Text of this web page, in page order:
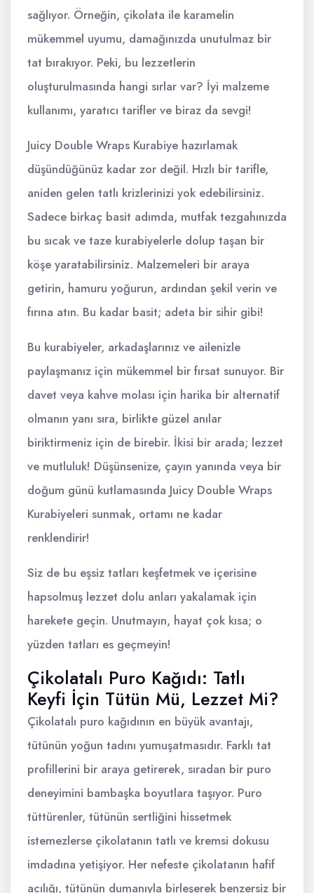
sağlıyor. Örneğin, çikolata ile karamelin
mükemmel uyumu, damağınızda unutulmaz bir
tat bırakıyor. Peki, bu lezzetlerin
oluşturulmasında hangi sırlar var? İyi malzeme
kullanımı, yaratıcı tarifler ve biraz da sevgi!
Juicy Double Wraps Kurabiye hazırlamak
düşündüğünüz kadar zor değil. Hızlı bir tarifle,
aniden gelen tatlı krizlerinizi yok edebilirsiniz.
Sadece birkaç basit adımda, mutfak tezgahınızda
bu sıcak ve taze kurabiyelerle dolup taşan bir
köşe yaratabilirsiniz. Malzemeleri bir araya
getirin, hamuru yoğurun, ardından şekil verin ve
fırına atın. Bu kadar basit; adeta bir sihir gibi!
Bu kurabiyeler, arkadaşlarınız ve ailenizle
paylaşmanız için mükemmel bir fırsat sunuyor. Bir
davet veya kahve molası için harika bir alternatif
olmanın yanı sıra, birlikte güzel anılar
biriktirmeniz için de birebir. İkisi bir arada; lezzet
ve mutluluk! Düşünsenize, çayın yanında veya bir
doğum günü kutlamasında Juicy Double Wraps
Kurabiyeleri sunmak, ortamı ne kadar
renklendirir!
Siz de bu eşsiz tatları keşfetmek ve içerisine
hapsolmuş lezzet dolu anları yakalamak için
harekete geçin. Unutmayın, hayat çok kısa; o
yüzden tatları es geçmeyin!
Çikolatalı Puro Kağıdı: Tatlı
Keyfi İçin Tütün Mü, Lezzet Mi?
Çikolatalı puro kağıdının en büyük avantajı,
tütünün yoğun tadını yumuşatmasıdır. Farklı tat
profillerini bir araya getirerek, sıradan bir puro
deneyimini bambaşka boyutlara taşıyor. Puro
tüttürenler, tütünün sertliğini hissetmek
istemezlerse çikolatanın tatlı ve kremsi dokusu
imdadına yetişiyor. Her nefeste çikolatanın hafif
acılığı, tütünün dumanıyla birleşerek benzersiz bir